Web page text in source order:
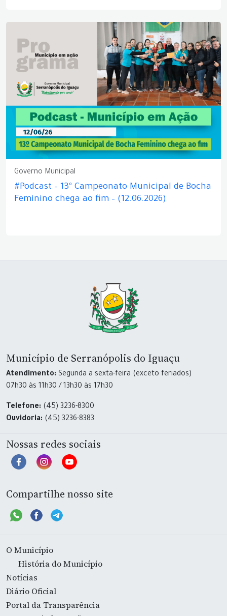
Governo Municipal
#Podcast – 13º Campeonato Municipal de Bocha
Feminino chega ao fim – (12.06.2026)
Município de Serranópolis do Iguaçu
Atendimento: Segunda a sexta-feira (exceto feriados)
07h30 às 11h30 / 13h30 às 17h30
Telefone: (45) 3236-8300
Ouvidoria: (45) 3236-8383
Nossas redes sociais
Compartilhe nosso site
O Município
História do Município
Notícias
Diário Oficial
Portal da Transparência